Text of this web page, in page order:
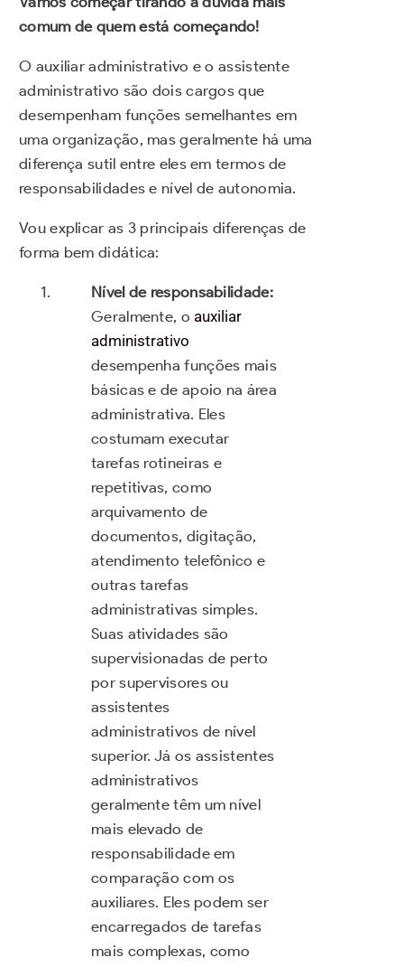
comum de quem está começando!
O auxiliar administrativo e o assistente
administrativo são dois cargos que
desempenham funções semelhantes em
uma organização, mas geralmente há uma
diferença sutil entre eles em termos de
responsabilidades e nível de autonomia.
Vou explicar as 3 principais diferenças de
forma bem didática:
Nível de responsabilidade:
Geralmente, o auxiliar
administrativo
desempenha funções mais
básicas e de apoio na área
administrativa. Eles
costumam executar
tarefas rotineiras e
repetitivas, como
arquivamento de
documentos, digitação,
atendimento telefônico e
outras tarefas
administrativas simples.
Suas atividades são
supervisionadas de perto
por supervisores ou
assistentes
administrativos de nível
superior. Já os assistentes
administrativos
geralmente têm um nível
mais elevado de
responsabilidade em
comparação com os
auxiliares. Eles podem ser
encarregados de tarefas
mais complexas, como